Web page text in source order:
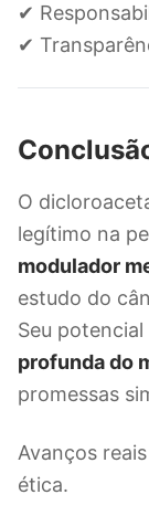
✔
✔
O
legítimo na
modulador
estudo do
Seu
profunda do
promessas
Avanços
ética.